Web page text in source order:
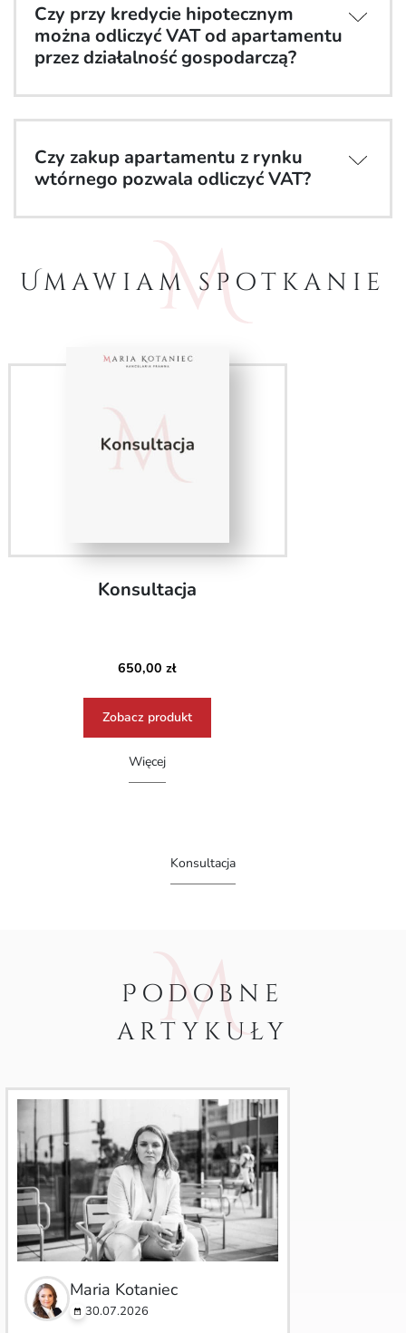
Czy przy kredycie hipotecznym
można odliczyć VAT od apartamentu
przez działalność gospodarczą?
Czy zakup apartamentu z rynku
wtórnego pozwala odliczyć VAT?
Umawiam spotkanie
Konsultacja
650,00zł
Zobacz produkt
Więcej
Konsultacja
Podobne
artykuły
Maria Kotaniec
30.07.2026